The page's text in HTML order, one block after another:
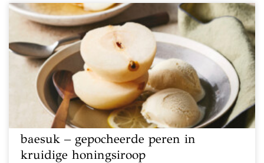
baesuk – gepocheerde peren in
kruidige honingsiroop